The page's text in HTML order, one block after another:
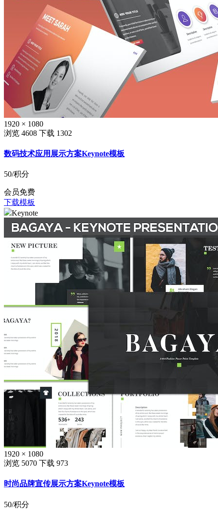
1920 × 1080
浏览 4608 下载 1302
数码技术应用展示方案Keynote模板
50/积分
会员免费
下载模板
Keynote
1920 × 1080
浏览 5070 下载 973
时尚品牌宣传展示方案Keynote模板
50/积分